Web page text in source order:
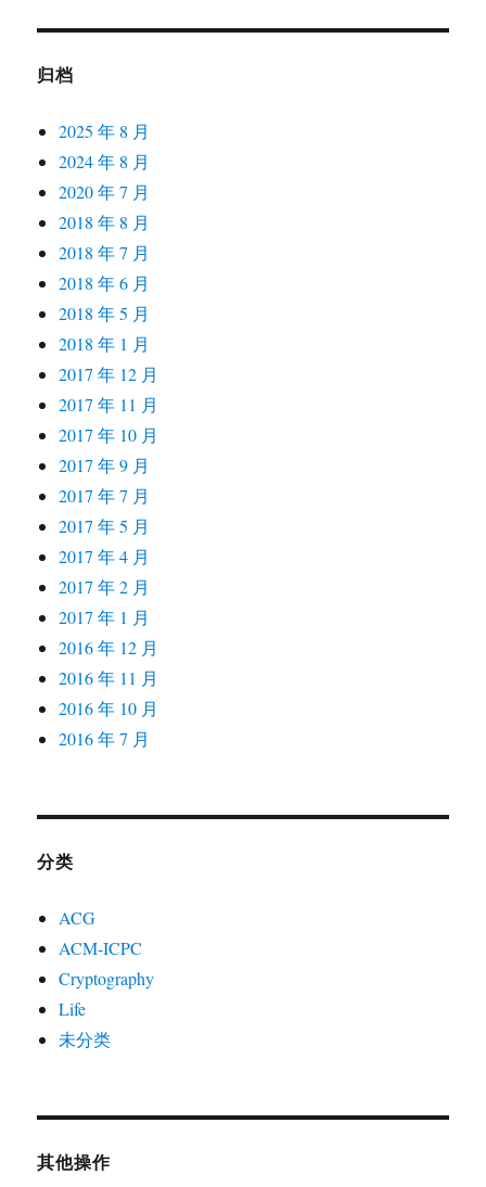
归档
2025 年 8 月
2024 年 8 月
2020 年 7 月
2018 年 8 月
2018 年 7 月
2018 年 6 月
2018 年 5 月
2018 年 1 月
2017 年 12 月
2017 年 11 月
2017 年 10 月
2017 年 9 月
2017 年 7 月
2017 年 5 月
2017 年 4 月
2017 年 2 月
2017 年 1 月
2016 年 12 月
2016 年 11 月
2016 年 10 月
2016 年 7 月
分类
ACG
ACM-ICPC
Cryptography
Life
未分类
其他操作